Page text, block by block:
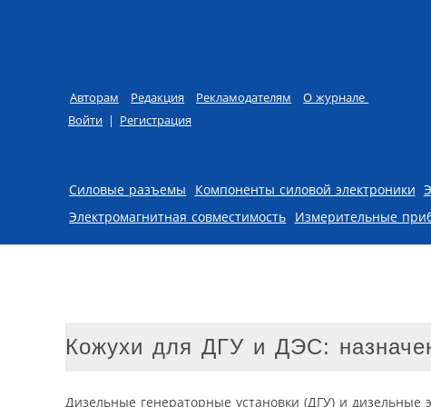
Авторам Редакция Рекламодателям
О журнале
Войти | Регистрация
Skip to content
Силовые разъемы Компоненты силовой электроники
Электромагнитная совместимость Измерительные
Кожухи для ДГУ и ДЭС:
Дизельные генераторные установки (ДГУ) и